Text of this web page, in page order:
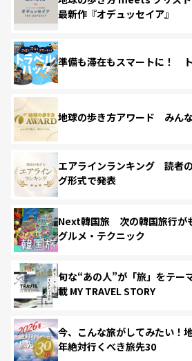
最新作『オデュッセイア』
準備も滞在もスマートに！
地球の歩き方アワード みんな
エアラインランキング 読者
グ形式で発表
Next韓国旅 次の韓国旅行が
グルメ・テクニック
旬な“あの人”が「旅」をテー
載 MY TRAVEL STORY
今、こんな旅がしてみたい！
年絶対行くべき旅先30